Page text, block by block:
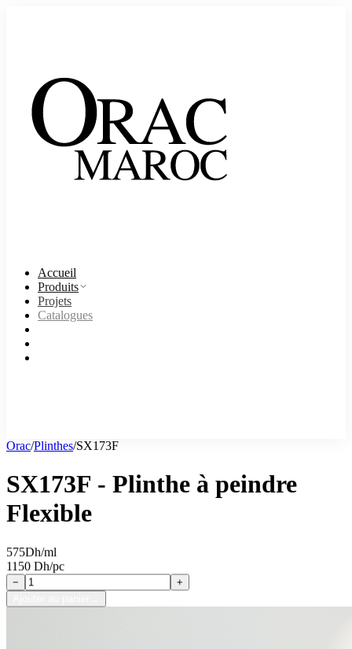
Accueil
Produits
Projets
Catalogues
Orac/Plinthes/SX173F
SX173F - Plinthe à peindre
Flexible
575Dh/ml
1150 Dh/pc
−
+